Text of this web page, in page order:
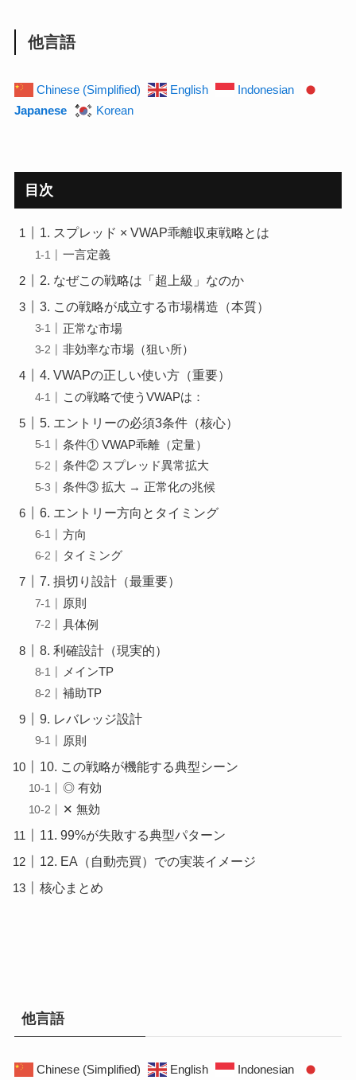
他言語
Chinese (Simplified) English
Indonesian
Japanese
Korean
目次
1. スプレッド × VWAP乖離収束戦略とは
一言定義
2. なぜこの戦略は「超上級」なのか
3. この戦略が成立する市場構造（本質）
正常な市場
非効率な市場（狙い所）
4. VWAPの正しい使い方（重要）
この戦略で使うVWAPは：
5. エントリーの必須3条件（核心）
条件① VWAP乖離（定量）
条件② スプレッド異常拡大
条件③ 拡大 → 正常化の兆候
6. エントリー方向とタイミング
方向
タイミング
7. 損切り設計（最重要）
原則
具体例
8. 利確設計（現実的）
メインTP
補助TP
9. レバレッジ設計
原則
10. この戦略が機能する典型シーン
◎ 有効
✕ 無効
11. 99%が失敗する典型パターン
12. EA（自動売買）での実装イメージ
核心まとめ
他言語
Chinese (Simplified) English Indonesian